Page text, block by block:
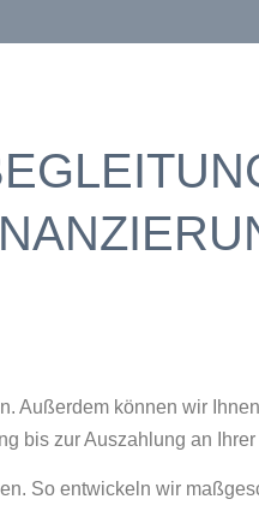
Außerdem können wir
bis zur Auszahlung an Ihrer
So entwickeln wir